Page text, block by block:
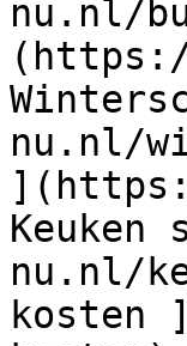
nu.nl/
nu.nl/
nu.nl/
kosten